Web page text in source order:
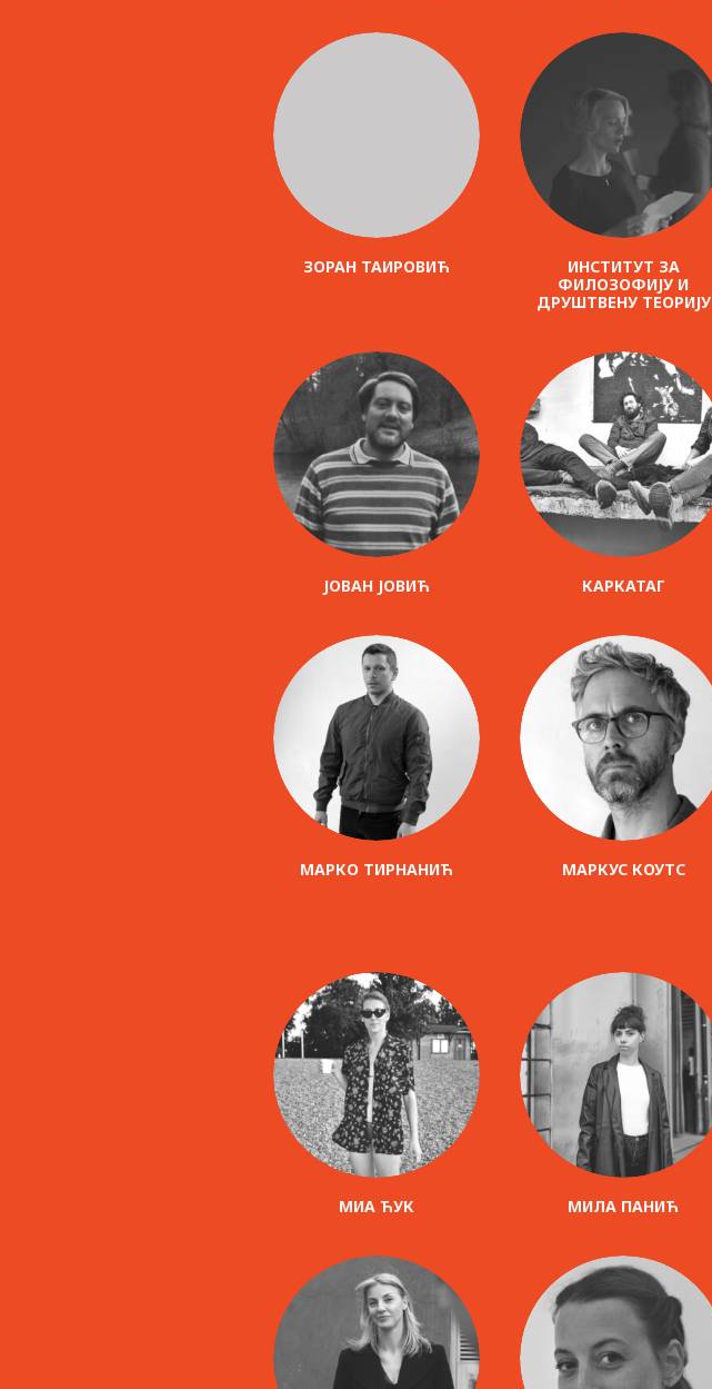
ЗОРАН ТАИРОВИЋ
ИНСТИТУТ ЗА
ФИЛОЗОФИЈУ И
ДРУШТВЕНУ ТЕОРИЈУ
ЈОВАН ЈОВИЋ КАРКАТАГ
МАРКО ТИРНАНИЋ МАРКУС КОУТС
МИА ЋУК МИЛА ПАНИЋ